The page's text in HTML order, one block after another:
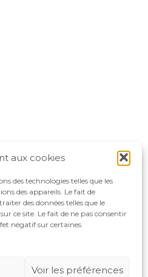
aux cookies
des technologies telles que les
des appareils. Le fait de
des données telles que le
ce site. Le fait de ne pas consentir
négatif sur certaines
Voir les préférences